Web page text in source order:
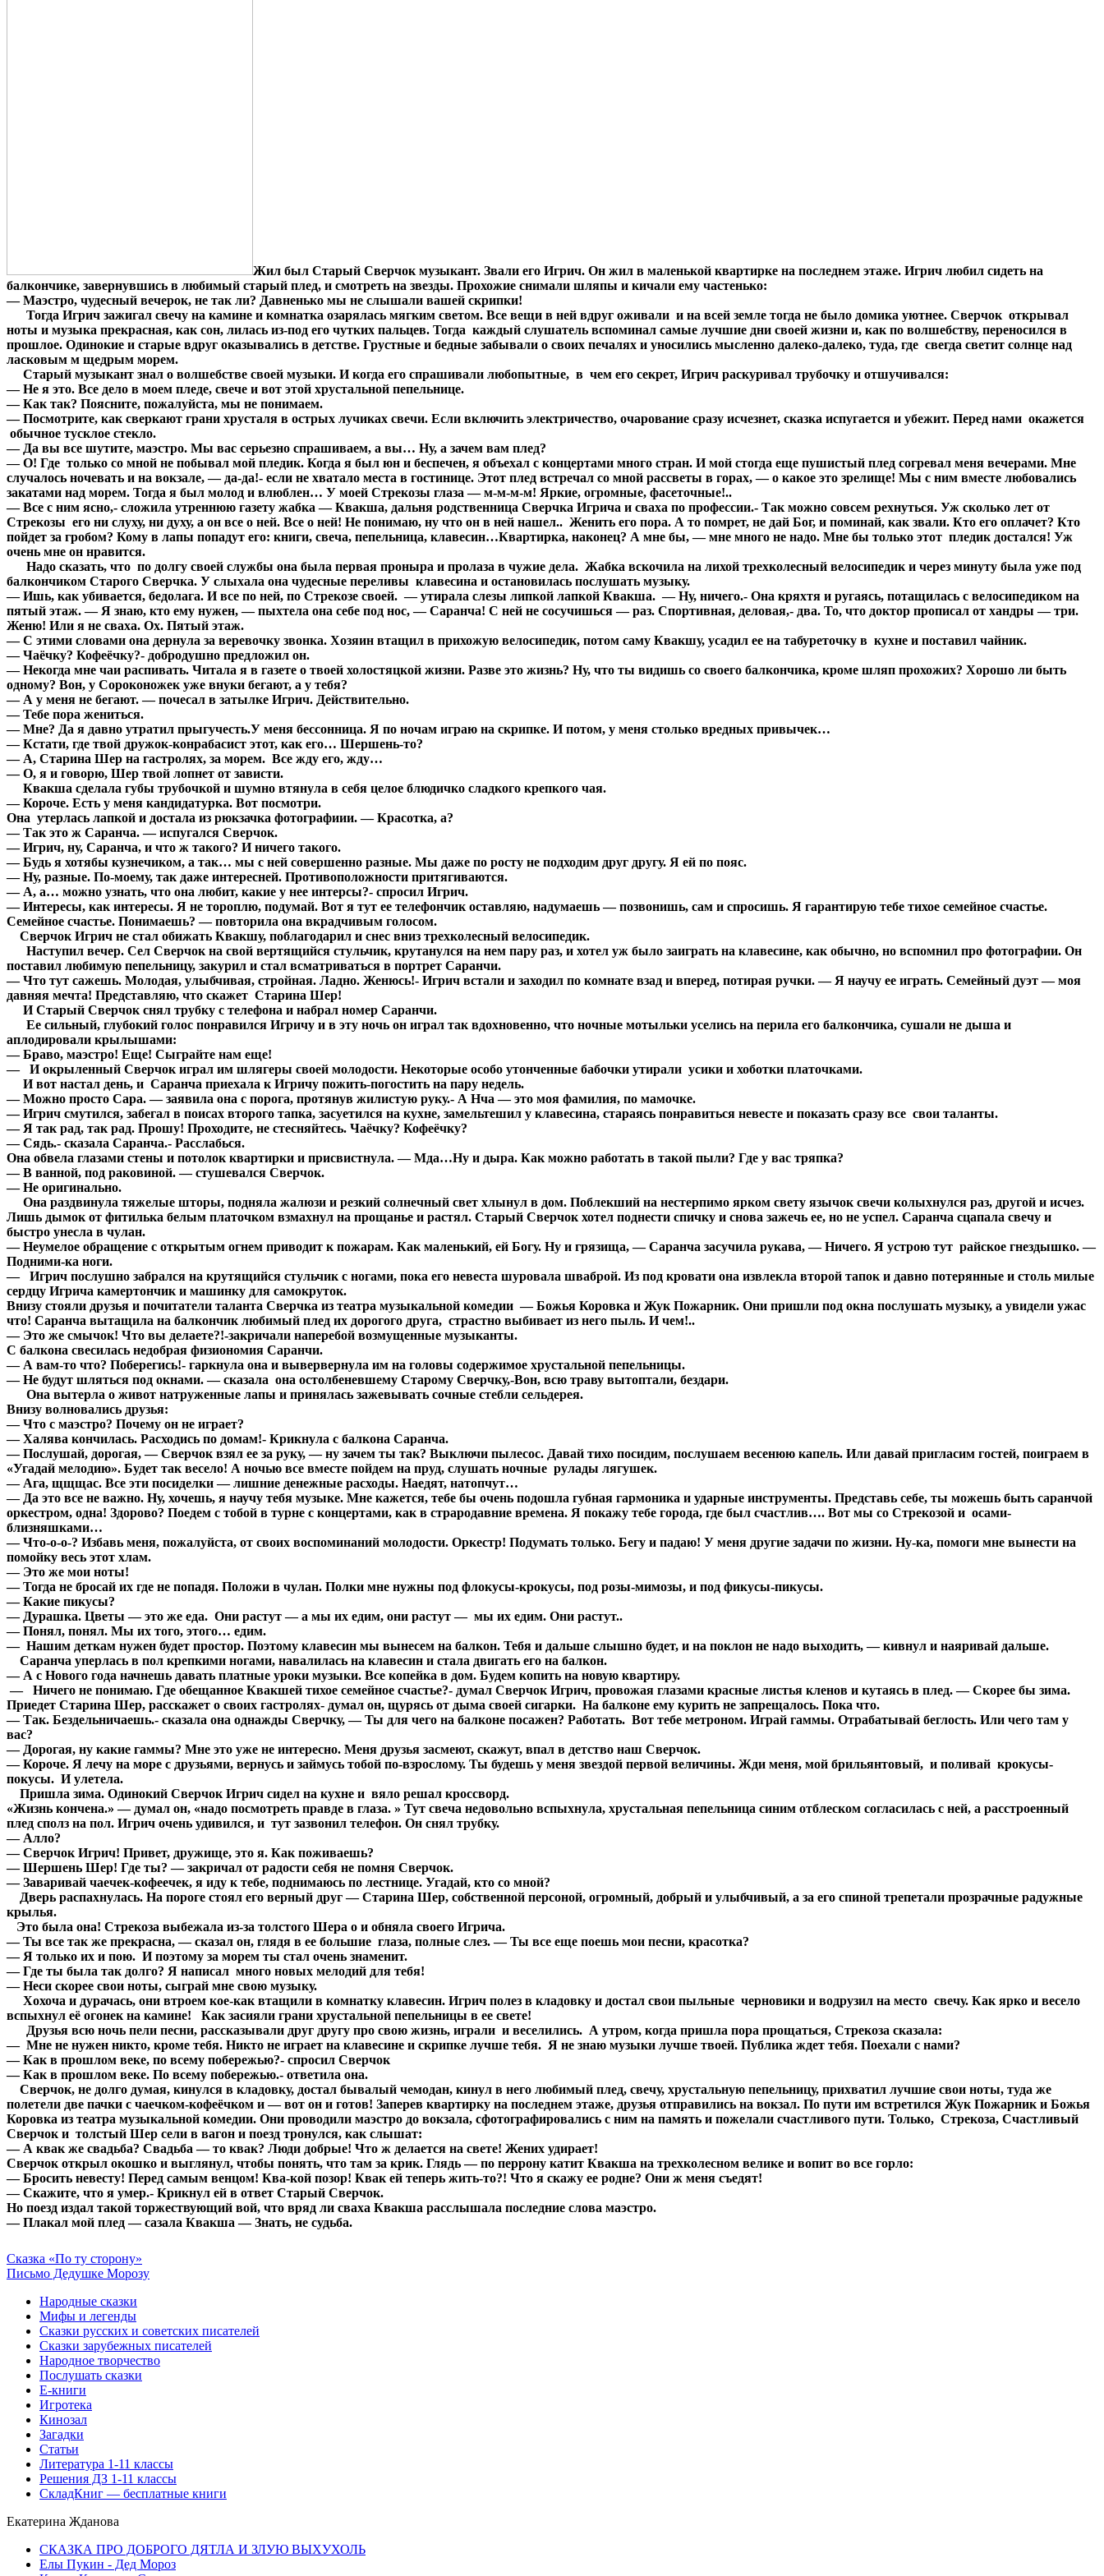
Жил был Старый Сверчок музыкант. Звали его Игрич. Он жил в маленькой квартирке на последнем этаже. Игрич любил сидеть на
балкончике, завернувшись в любимый старый плед, и смотреть на звезды. Прохожие снимали шляпы и кичали ему частенько:
— Маэстро, чудесный вечерок, не так ли? Давненько мы не слышали вашей скрипки!
Тогда Игрич зажигал свечу на камине и комнатка озарялась мягким светом. Все вещи в ней вдруг оживали и на всей земле тогда не было домика уютнее. Сверчок открывал
ноты и музыка прекрасная, как сон, лилась из-под его чутких пальцев. Тогда каждый слушатель вспоминал самые лучшие дни своей жизни и, как по волшебству, переносился в
прошлое. Одинокие и старые вдруг оказывались в детстве. Грустные и бедные забывали о своих печалях и уносились мысленно далеко-далеко, туда, где свегда светит солнце над
ласковым м щедрым морем.
Старый музыкант знал о волшебстве своей музыки. И когда его спрашивали любопытные, в чем его секрет, Игрич раскуривал трубочку и отшучивался:
— Не я это. Все дело в моем пледе, свече и вот этой хрустальной пепельнице.
— Как так? Поясните, пожалуйста, мы не понимаем.
— Посмотрите, как сверкают грани хрусталя в острых лучиках свечи. Если включить электричество, очарование сразу исчезнет, сказка испугается и убежит. Перед нами окажется
обычное тусклое стекло.
— Да вы все шутите, маэстро. Мы вас серьезно спрашиваем, а вы… Ну, а зачем вам плед?
— О! Где только со мной не побывал мой пледик. Когда я был юн и беспечен, я объехал с концертами много стран. И мой стогда еще пушистый плед согревал меня вечерами. Мне
случалось ночевать и на вокзале, — да-да!- если не хватало места в гостинице. Этот плед встречал со мной рассветы в горах, — о какое это зрелище! Мы с ним вместе любовались
закатами над морем. Тогда я был молод и влюблен… У моей Стрекозы глаза — м-м-м-м! Яркие, огромные, фасеточные!..
— Все с ним ясно,- сложила утреннюю газету жабка — Квакша, дальня родственница Сверчка Игрича и сваха по профессии.- Так можно совсем рехнуться. Уж сколько лет от
Стрекозы его ни слуху, ни духу, а он все о ней. Все о ней! Не понимаю, ну что он в ней нашел.. Женить его пора. А то помрет, не дай Бог, и поминай, как звали. Кто его оплачет? Кто
пойдет за гробом? Кому в лапы попадут его: книги, свеча, пепельница, клавесин…Квартирка, наконец? А мне бы, — мне много не надо. Мне бы только этот пледик достался! Уж
очень мне он нравится.
Надо сказать, что по долгу своей службы она была первая проныра и пролаза в чужие дела. Жабка вскочила на лихой трехколесный велосипедик и через минуту была уже под
балкончиком Старого Сверчка. У слыхала она чудесные переливы клавесина и остановилась послушать музыку.
— Ишь, как убивается, бедолага. И все по ней, по Стрекозе своей. — утирала слезы липкой лапкой Квакша. — Ну, ничего.- Она кряхтя и ругаясь, потащилась с велосипедиком на
пятый этаж. — Я знаю, кто ему нужен, — пыхтела она себе под нос, — Саранча! С ней не сосучишься — раз. Спортивная, деловая,- два. То, что доктор прописал от хандры — три.
Женю! Или я не сваха. Ох. Пятый этаж.
— С этими словами она дернула за веревочку звонка. Хозяин втащил в прихожую велосипедик, потом саму Квакшу, усадил ее на табуреточку в кухне и поставил чайник.
— Чаёчку? Кофеёчку?- добродушно предложил он.
— Некогда мне чаи распивать. Читала я в газете о твоей холостяцкой жизни. Разве это жизнь? Ну, что ты видишь со своего балкончика, кроме шляп прохожих? Хорошо ли быть
одному? Вон, у Сороконожек уже внуки бегают, а у тебя?
— А у меня не бегают. — почесал в затылке Игрич. Действительно.
— Тебе пора жениться.
— Мне? Да я давно утратил прыгучесть.У меня бессонница. Я по ночам играю на скрипке. И потом, у меня столько вредных привычек…
— Кстати, где твой дружок-конрабасист этот, как его… Шершень-то?
— А, Старина Шер на гастролях, за морем. Все жду его, жду…
— О, я и говорю, Шер твой лопнет от зависти.
Квакша сделала губы трубочкой и шумно втянула в себя целое блюдичко сладкого крепкого чая.
— Короче. Есть у меня кандидатурка. Вот посмотри.
Она утерлась лапкой и достала из рюкзачка фотографиии. — Красотка, а?
— Так это ж Саранча. — испугался Сверчок.
— Игрич, ну, Саранча, и что ж такого? И ничего такого.
— Будь я хотябы кузнечиком, а так… мы с ней совершенно разные. Мы даже по росту не подходим друг другу. Я ей по пояс.
— Ну, разные. По-моему, так даже интересней. Противоположности притягиваются.
— А, а… можно узнать, что она любит, какие у нее интерсы?- спросил Игрич.
— Интересы, как интересы. Я не тороплю, подумай. Вот я тут ее телефончик оставляю, надумаешь — позвонишь, сам и спросишь. Я гарантирую тебе тихое семейное счастье.
Семейное счастье. Понимаешь? — повторила она вкрадчивым голосом.
Сверчок Игрич не стал обижать Квакшу, поблагодарил и снес вниз трехколесный велосипедик.
Наступил вечер. Сел Сверчок на свой вертящийся стульчик, крутанулся на нем пару раз, и хотел уж было заиграть на клавесине, как обычно, но вспомнил про фотографии. Он
поставил любимую пепельницу, закурил и стал всматриваться в портрет Саранчи.
— Что тут сажешь. Молодая, улыбчивая, стройная. Ладно. Женюсь!- Игрич встали и заходил по комнате взад и вперед, потирая ручки. — Я научу ее играть. Семейный дуэт — моя
давняя мечта! Представляю, что скажет Старина Шер!
И Старый Сверчок снял трубку с телефона и набрал номер Саранчи.
Ее сильный, глубокий голос понравился Игричу и в эту ночь он играл так вдохновенно, что ночные мотыльки уселись на перила его балкончика, сушали не дыша и
аплодировали крылышами:
— Браво, маэстро! Еще! Сыграйте нам еще!
— И окрыленный Сверчок играл им шлягеры своей молодости. Некоторые особо утонченные бабочки утирали усики и хоботки платочками.
И вот настал день, и Саранча приехала к Игричу пожить-погостить на пару недель.
— Можно просто Сара. — заявила она с порога, протянув жилистую руку.- А Нча — это моя фамилия, по мамочке.
— Игрич смутился, забегал в поисах второго тапка, засуетился на кухне, замельтешил у клавесина, стараясь понравиться невесте и показать сразу все свои таланты.
— Я так рад, так рад. Прошу! Проходите, не стесняйтесь. Чаёчку? Кофеёчку?
— Сядь.- сказала Саранча.- Расслабься.
Она обвела глазами стены и потолок квартирки и присвистнула. — Мда…Ну и дыра. Как можно работать в такой пыли? Где у вас тряпка?
— В ванной, под раковиной. — стушевался Сверчок.
— Не оригинально.
Она раздвинула тяжелые шторы, подняла жалюзи и резкий солнечный свет хлынул в дом. Поблекший на нестерпимо ярком свету язычок свечи колыхнулся раз, другой и исчез.
Лишь дымок от фитилька белым платочком взмахнул на прощанье и растял. Старый Сверчок хотел поднести спичку и снова зажечь ее, но не успел. Саранча сцапала свечу и
быстро унесла в чулан.
— Неумелое обращение с открытым огнем приводит к пожарам. Как маленький, ей Богу. Ну и грязища, — Саранча засучила рукава, — Ничего. Я устрою тут райское гнездышко. —
Подними-ка ноги.
— Игрич послушно забрался на крутящийся стульчик с ногами, пока его невеста шуровала шваброй. Из под кровати она извлекла второй тапок и давно потерянные и столь милые
сердцу Игрича камертончик и машинку для самокруток.
Внизу стояли друзья и почитатели таланта Сверчка из театра музыкальной комедии — Божья Коровка и Жук Пожарник. Они пришли под окна послушать музыку, а увидели ужас
что! Саранча вытащила на балкончик любимый плед их дорогого друга, страстно выбивает из него пыль. И чем!..
— Это же смычок! Что вы делаете?!-закричали наперебой возмущенные музыканты.
С балкона свесилась недобрая физиономия Саранчи.
— А вам-то что? Поберегись!- гаркнула она и вывервернула им на головы содержимое хрустальной пепельницы.
— Не будут шляться под окнами. — сказала она остолбеневшему Старому Сверчку,-Вон, всю траву вытоптали, бездари.
Она вытерла о живот натруженные лапы и принялась зажевывать сочные стебли сельдерея.
Внизу волновались друзья:
— Что с маэстро? Почему он не играет?
— Халява кончилась. Расходись по домам!- Крикнула с балкона Саранча.
— Послушай, дорогая, — Сверчок взял ее за руку, — ну зачем ты так? Выключи пылесос. Давай тихо посидим, послушаем весенюю капель. Или давай пригласим гостей, поиграем в
«Угадай мелодию». Будет так весело! А ночью все вместе пойдем на пруд, слушать ночные рулады лягушек.
— Ага, щщщас. Все эти посиделки — лишние денежные расходы. Наедят, натопчут…
— Да это все не важно. Ну, хочешь, я научу тебя музыке. Мне кажется, тебе бы очень подошла губная гармоника и ударные инструменты. Представь себе, ты можешь быть саранчой
оркестром, одна! Здорово? Поедем с тобой в турне с концертами, как в страродавние времена. Я покажу тебе города, где был счастлив…. Вот мы со Стрекозой и осами-
близняшками…
— Что-о-о-? Избавь меня, пожалуйста, от своих воспоминаний молодости. Оркестр! Подумать только. Бегу и падаю! У меня другие задачи по жизни. Ну-ка, помоги мне вынести на
помойку весь этот хлам.
— Это же мои ноты!
— Тогда не бросай их где не попадя. Положи в чулан. Полки мне нужны под флокусы-крокусы, под розы-мимозы, и под фикусы-пикусы.
— Какие пикусы?
— Дурашка. Цветы — это же еда. Они растут — а мы их едим, они растут — мы их едим. Они растут..
— Понял, понял. Мы их того, этого… едим.
— Нашим деткам нужен будет простор. Поэтому клавесин мы вынесем на балкон. Тебя и дальше слышно будет, и на поклон не надо выходить, — кивнул и наяривай дальше.
Саранча уперлась в пол крепкими ногами, навалилась на клавесин и стала двигать его на балкон.
— А с Нового года начнешь давать платные уроки музыки. Все копейка в дом. Будем копить на новую квартиру.
— Ничего не понимаю. Где обещанное Квакшей тихое семейное счастье?- думал Сверчок Игрич, провожая глазами красные листья кленов и кутаясь в плед. — Скорее бы зима.
Приедет Старина Шер, расскажет о своих гастролях- думал он, щурясь от дыма своей сигарки. На балконе ему курить не запрещалось. Пока что.
— Так. Бездельничаешь.- сказала она однажды Сверчку, — Ты для чего на балконе посажен? Работать. Вот тебе метроном. Играй гаммы. Отрабатывай беглость. Или чего там у
вас?
— Дорогая, ну какие гаммы? Мне это уже не интересно. Меня друзья засмеют, скажут, впал в детство наш Сверчок.
— Короче. Я лечу на море с друзьями, вернусь и займусь тобой по-взрослому. Ты будешь у меня звездой первой величины. Жди меня, мой брильянтовый, и поливай крокусы-
покусы. И улетела.
Пришла зима. Одинокий Сверчок Игрич сидел на кухне и вяло решал кроссворд.
«Жизнь кончена.» — думал он, «надо посмотреть правде в глаза. » Тут свеча недовольно вспыхнула, хрустальная пепельница синим отблеском согласилась с ней, а расстроенный
плед сполз на пол. Игрич очень удивился, и тут зазвонил телефон. Он снял трубку.
— Алло?
— Сверчок Игрич! Привет, дружище, это я. Как поживаешь?
— Шершень Шер! Где ты? — закричал от радости себя не помня Сверчок.
— Заваривай чаечек-кофеечек, я иду к тебе, поднимаюсь по лестнице. Угадай, кто со мной?
Дверь распахнулась. На пороге стоял его верный друг — Старина Шер, собственной персоной, огромный, добрый и улыбчивый, а за его спиной трепетали прозрачные радужные
крылья.
Это была она! Стрекоза выбежала из-за толстого Шера о и обняла своего Игрича.
— Ты все так же прекрасна, — сказал он, глядя в ее большие глаза, полные слез. — Ты все еще поешь мои песни, красотка?
— Я только их и пою. И поэтому за морем ты стал очень знаменит.
— Где ты была так долго? Я написал много новых мелодий для тебя!
— Неси скорее свои ноты, сыграй мне свою музыку.
Хохоча и дурачась, они втроем кое-как втащили в комнатку клавесин. Игрич полез в кладовку и достал свои пыльные черновики и водрузил на место свечу. Как ярко и весело
вспыхнул её огонек на камине! Как засияли грани хрустальной пепельницы в ее свете!
Друзья всю ночь пели песни, рассказывали друг другу про свою жизнь, играли и веселились. А утром, когда пришла пора прощаться, Стрекоза сказала:
— Мне не нужен никто, кроме тебя. Никто не играет на клавесине и скрипке лучше тебя. Я не знаю музыки лучше твоей. Публика ждет тебя. Поехали с нами?
— Как в прошлом веке, по всему побережью?- спросил Сверчок
— Как в прошлом веке. По всему побережью.- ответила она.
Сверчок, не долго думая, кинулся в кладовку, достал бывалый чемодан, кинул в него любимый плед, свечу, хрустальную пепельницу, прихватил лучшие свои ноты, туда же
полетели две пачки с чаечком-кофеёчком и — вот он и готов! Заперев квартирку на последнем этаже, друзья отправились на вокзал. По пути им встретился Жук Пожарник и Божья
Коровка из театра музыкальной комедии. Они проводили маэстро до вокзала, сфотографировались с ним на память и пожелали счастливого пути. Только, Стрекоза, Счастливый
Сверчок и толстый Шер сели в вагон и поезд тронулся, как слышат:
— А квак же свадьба? Свадьба — то квак? Люди добрые! Что ж делается на свете! Жених удирает!
Сверчок открыл окошко и выглянул, чтобы понять, что там за крик. Глядь — по перрону катит Квакша на трехколесном велике и вопит во все горло:
— Бросить невесту! Перед самым венцом! Ква-кой позор! Квак ей теперь жить-то?! Что я скажу ее родне? Они ж меня съедят!
— Скажите, что я умер.- Крикнул ей в ответ Старый Сверчок.
Но поезд издал такой торжествующий вой, что вряд ли сваха Квакша расслышала последние слова маэстро.
— Плакал мой плед — сазала Квакша — Знать, не судьба.
Сказка «По ту сторону»
Письмо Дедушке Морозу
Народные сказки
Мифы и легенды
Сказки русских и советских писателей
Сказки зарубежных писателей
Народное творчество
Послушать сказки
Е-книги
Игротека
Кинозал
Загадки
Статьи
Литература 1-11 классы
Решения ДЗ 1-11 классы
СкладКниг — бесплатные книги
Екатерина Жданова
СКАЗКА ПРО ДОБРОГО ДЯТЛА И ЗЛУЮ ВЫХУХОЛЬ
Елы Пукин - Дед Мороз